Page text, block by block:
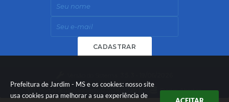
Prefeitura de Jardim - MS e os cookies: nosso site
usa cookies para melhorar a sua experiência de
CADASTRAR
Dados Abertos